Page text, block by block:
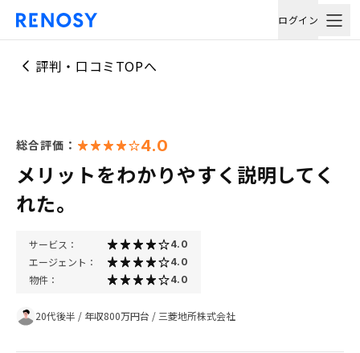
ログイン
評判・口コミTOPへ
総合評価： 4.0
メリットをわかりやすく説明してく
れた。
サービス： 4.0
エージェント： 4.0
物件： 4.0
20代後半 / 年収800万円台 / 三菱地所株式会社